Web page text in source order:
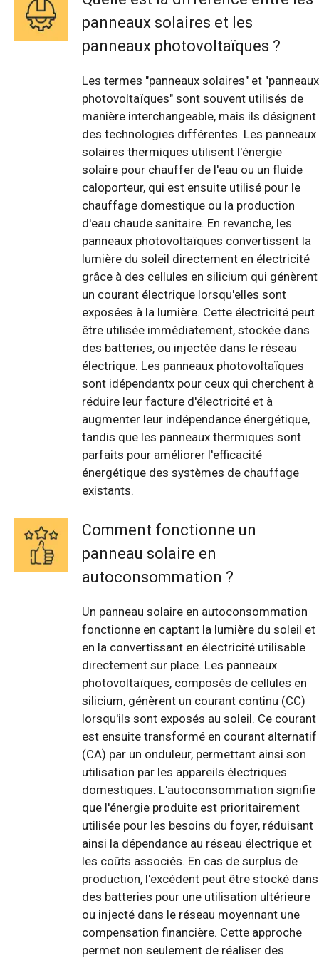
panneaux solaires et les
panneaux photovoltaïques ?
Les termes "panneaux solaires" et "panneaux
photovoltaïques" sont souvent utilisés de
manière interchangeable, mais ils désignent
des technologies différentes. Les panneaux
solaires thermiques utilisent l'énergie
solaire pour chauffer de l'eau ou un fluide
caloporteur, qui est ensuite utilisé pour le
chauffage domestique ou la production
d'eau chaude sanitaire. En revanche, les
panneaux photovoltaïques convertissent la
lumière du soleil directement en électricité
grâce à des cellules en silicium qui génèrent
un courant électrique lorsqu'elles sont
exposées à la lumière. Cette électricité peut
être utilisée immédiatement, stockée dans
des batteries, ou injectée dans le réseau
électrique. Les panneaux photovoltaïques
sont idépendantx pour ceux qui cherchent à
réduire leur facture d'électricité et à
augmenter leur indépendance énergétique,
tandis que les panneaux thermiques sont
parfaits pour améliorer l'efficacité
énergétique des systèmes de chauffage
existants.
Comment fonctionne un
panneau solaire en
autoconsommation ?
Un panneau solaire en autoconsommation
fonctionne en captant la lumière du soleil et
en la convertissant en électricité utilisable
directement sur place. Les panneaux
photovoltaïques, composés de cellules en
silicium, génèrent un courant continu (CC)
lorsqu'ils sont exposés au soleil. Ce courant
est ensuite transformé en courant alternatif
(CA) par un onduleur, permettant ainsi son
utilisation par les appareils électriques
domestiques. L'autoconsommation signifie
que l'énergie produite est prioritairement
utilisée pour les besoins du foyer, réduisant
ainsi la dépendance au réseau électrique et
les coûts associés. En cas de surplus de
production, l'excédent peut être stocké dans
des batteries pour une utilisation ultérieure
ou injecté dans le réseau moyennant une
compensation financière. Cette approche
permet non seulement de réaliser des